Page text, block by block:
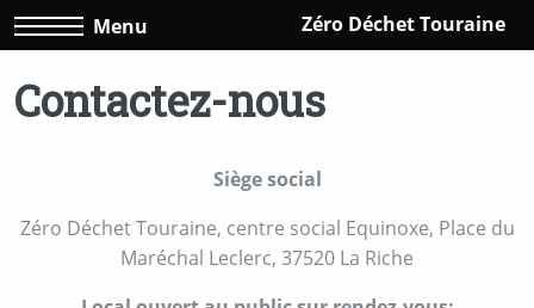
Menu Zéro Déchet Touraine
Contactez-nous
Siège social
Zéro Déchet Touraine, centre social Equinoxe, Place du
Maréchal Leclerc, 37520 La Riche